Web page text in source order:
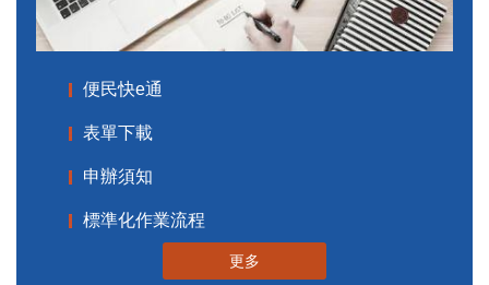
便民快e通
表單下載
申辦須知
標準化作業流程
更多